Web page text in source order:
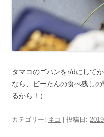
タマコのゴハンをr/dにして
なら、ビーたんの食べ残し
るから！）
カテゴリー: ネコ | 投稿日: